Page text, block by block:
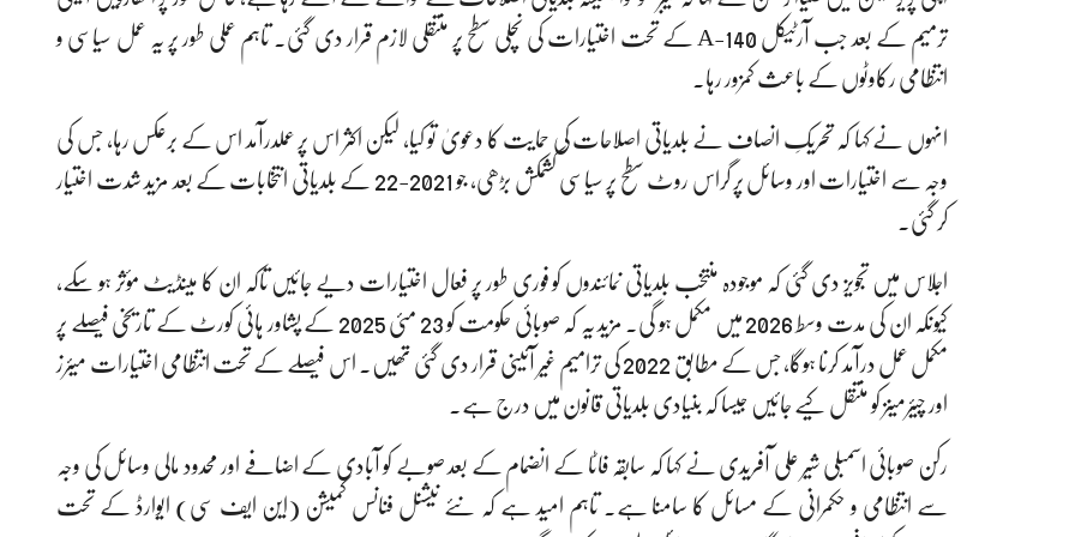
ترمیم کے بعد جب آرٹیکل 140-A کے تحت اختیارات کی نچلی سطح پر منتقلی لازم قرار دی گئی۔ تاہم عملی طور پر یہ عمل سیاسی و
انتظامی رکاوٹوں کے باعث کمزور رہا۔
انہوں نے کہا کہ تحریکِ انصاف نے بلدیاتی اصلاحات کی حمایت کا دعویٰ تو کیا، لیکن اکثر اس پر عملدرآمد اس کے برعکس رہا، جس کی
وجہ سے اختیارات اور وسائل پر گراس روٹ سطح پر سیاسی کشمکش بڑھی، جو 2021-22 کے بلدیاتی انتخابات کے بعد مزید شدت اختیار
کر گئی۔
اجلاس میں تجویز دی گئی کہ موجودہ منتخب بلدیاتی نمائندوں کو فوری طور پر فعال اختیارات دیے جائیں تاکہ ان کا مینڈیٹ مؤثر ہو سکے،
کیونکہ ان کی مدت وسط 2026 میں مکمل ہو گی۔ مزید یہ کہ صوبائی حکومت کو 23 مئی 2025 کے پشاور ہائی کورٹ کے تاریخی فیصلے پر
مکمل عمل درآمد کرنا ہوگا، جس کے مطابق 2022 کی ترامیم غیر آئینی قرار دی گئی تھیں۔ اس فیصلے کے تحت انتظامی اختیارات میئرز
اور چیئرمینز کو منتقل کیے جائیں جیسا کہ بنیادی بلدیاتی قانون میں درج ہے۔
رکن صوبائی اسمبلی شیر علی آفریدی نے کہا کہ سابقہ فاٹا کے انضمام کے بعد صوبے کو آبادی کے اضافے اور محدود مالی وسائل کی وجہ
سے انتظامی و حکمرانی کے مسائل کا سامنا ہے۔ تاہم امید ہے کہ نئے نیشنل فنانس کمیشن (این ایف سی) ایوارڈ کے تحت